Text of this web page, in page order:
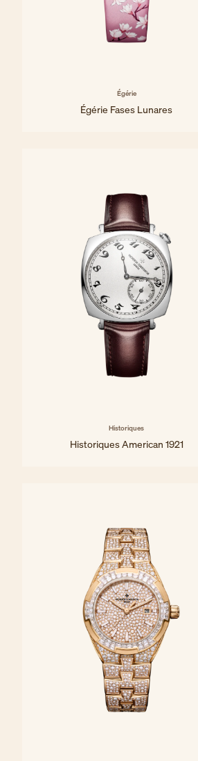
Égérie
Égérie Fases Lunares
Historiques
Historiques American 1921